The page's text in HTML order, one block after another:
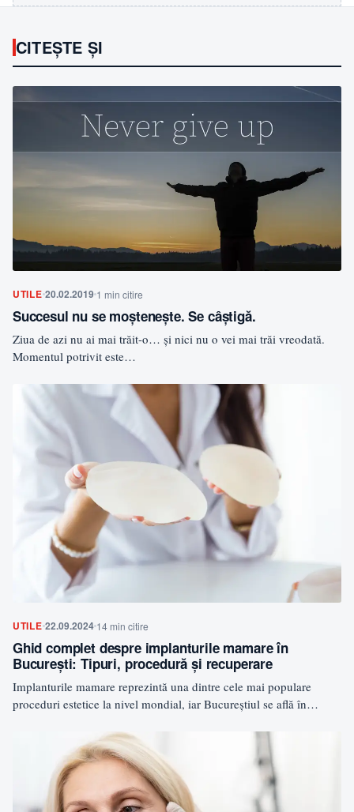
CITEȘTE ȘI
UTILE 20.02.2019 1 min citire
Succesul nu se moștenește. Se câștigă.
Ziua de azi nu ai mai trăit-o… și nici nu o vei mai trăi vreodată.
Momentul potrivit este…
UTILE 22.09.202414 min citire
Ghid complet despre implanturile mamare în
București: Tipuri, procedură și recuperare
Implanturile mamare reprezintă una dintre cele mai populare
proceduri estetice la nivel mondial, iar Bucureștiul se află în…